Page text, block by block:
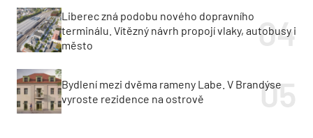
Liberec zná podobu nového dopravního
terminálu. Vítězný návrh propojí vlaky, autobusy i
město
Bydlení mezi dvěma rameny Labe. V Brandýse
vyroste rezidence na ostrově